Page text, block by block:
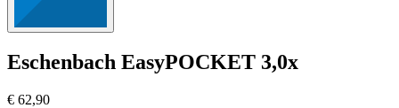
Eschenbach EasyPOCKET 3,0x
€ 62,90